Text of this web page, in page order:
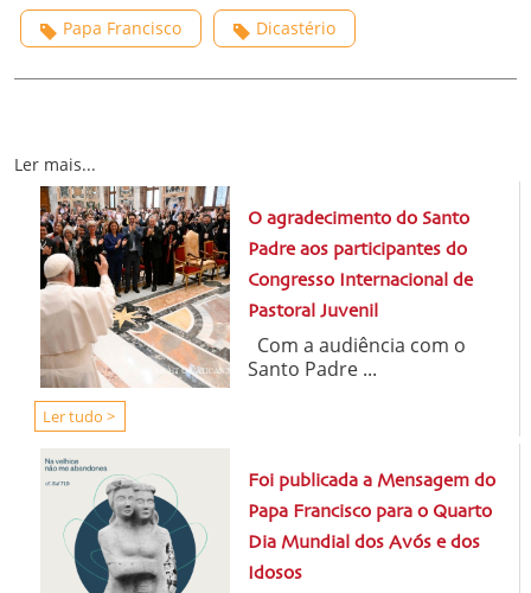
Papa Francisco Dicastério
Ler mais...
O agradecimento do Santo
Padre aos participantes do
Congresso Internacional de
Pastoral Juvenil
Com a audiência com o
Santo Padre ...
Ler tudo >
Foi publicada a Mensagem do
Papa Francisco para o Quarto
Dia Mundial dos Avós e dos
Idosos